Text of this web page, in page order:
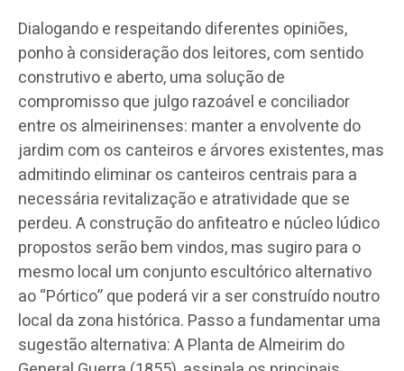
Dialogando e respeitando diferentes opiniões,
ponho à consideração dos leitores, com sentido
construtivo e aberto, uma solução de
compromisso que julgo razoável e conciliador
entre os almeirinenses: manter a envolvente do
jardim com os canteiros e árvores existentes, mas
admitindo eliminar os canteiros centrais para a
necessária revitalização e atratividade que se
perdeu. A construção do anfiteatro e núcleo lúdico
propostos serão bem vindos, mas sugiro para o
mesmo local um conjunto escultórico alternativo
ao “Pórtico” que poderá vir a ser construído noutro
local da zona histórica. Passo a fundamentar uma
sugestão alternativa: A Planta de Almeirim do